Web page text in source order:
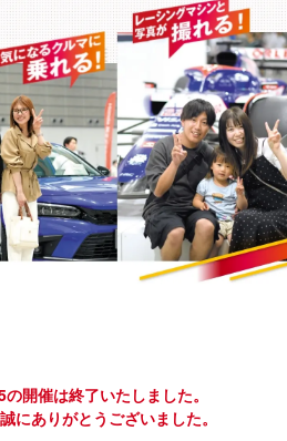
開催は終了いたしました。
にありがとうございました。